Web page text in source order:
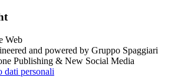
and powered by Gruppo Spaggiari
Publishing & New Social Media
dati personali